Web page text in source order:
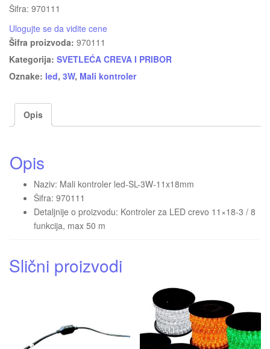
Šifra: 970111
Ulogujte se da vidite cene
Šifra proizvoda: 970111
Kategorija: SVETLEĆA CREVA I PRIBOR
Oznake: led, 3W, Mali kontroler
Opis
Opis
Naziv: Mali kontroler led-SL-3W-11x18mm
Šifra: 970111
Detaljnije o proizvodu: Kontroler za LED crevo 11×18-3 / 8
funkcija, max 50 m
Slični proizvodi